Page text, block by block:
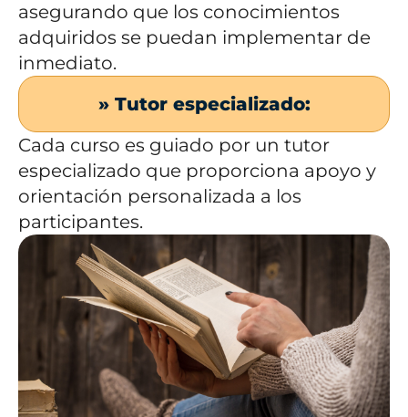
asegurando que los conocimientos
adquiridos se puedan implementar de
inmediato.
» Tutor especializado:
Cada curso es guiado por un tutor
especializado que proporciona apoyo y
orientación personalizada a los
participantes.